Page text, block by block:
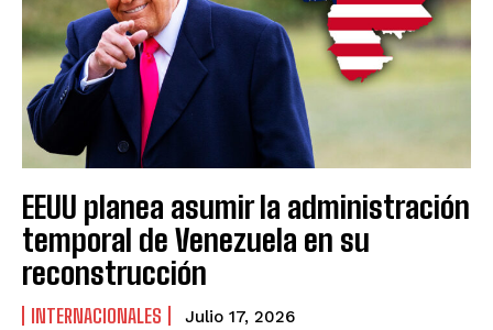
EEUU planea asumir la administración
temporal de Venezuela en su
reconstrucción
INTERNACIONALES Julio 17, 2026